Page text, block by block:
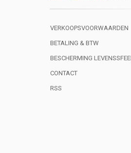
VERKOOPSVOORWAARDEN
BETALING & BTW
BESCHERMING
CONTACT
RSS